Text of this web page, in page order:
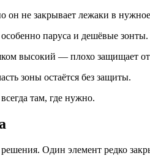
он не закрывает лежаки в
паруса и дешёвые зонты.
высокий — плохо защищает
зоны остаётся без защиты.
там, где нужно.
Один элемент редко